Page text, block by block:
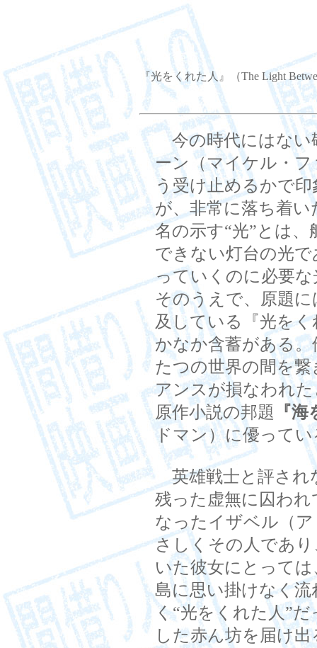
『光をくれた人』（The Light
今の時代にはない
ーン（マイケル・
う受け止めるかで
が、非常に落ち着
名の示す“光”とは
できない灯台の光
っていくのに必要
そのうえで、原題
及している『光を
かなか含蓄がある
たつの世界の間を
アンスが損なわれ
原作小説の邦題 『
ドマン）に優って
英雄戦士と評され
残った虚無に囚わ
なったイザベル（
さしくその人であ
いた彼女にとって
島に思い掛けなく
く“光をくれた人”
した赤ん坊を届け